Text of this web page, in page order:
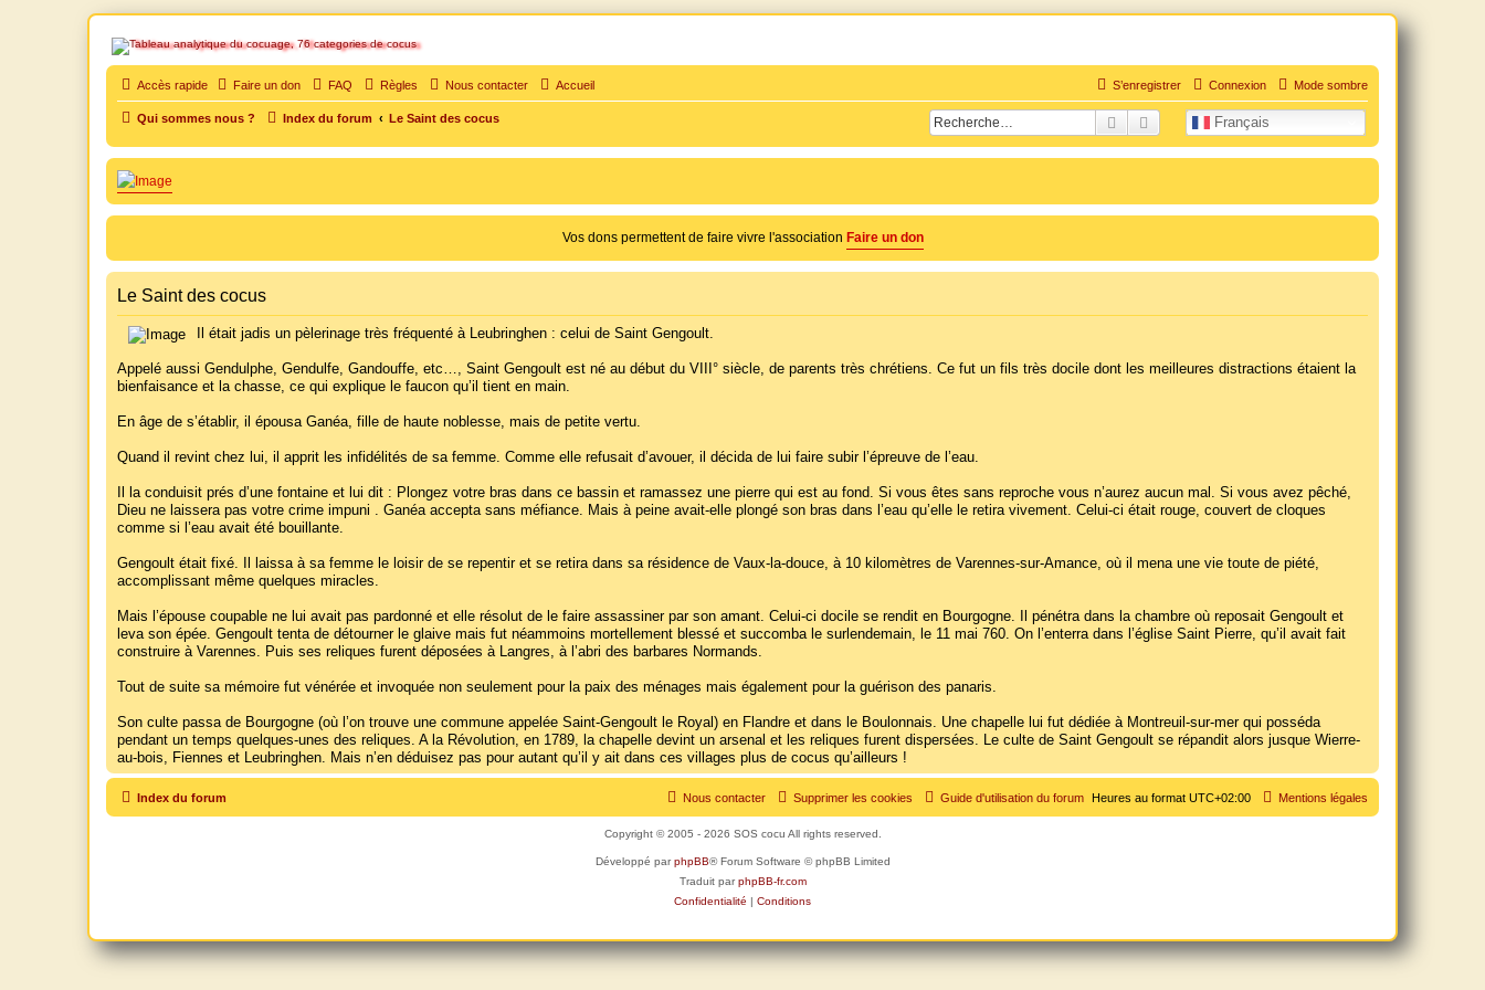
SOS cocu
SOS cocu est une association loi 1901 dont l'objet est le soutien aux victimes d'adultère. Pouvoir parler, se confier, recevoir un soutien moral pour traverser une situation personnelle douloureuse
Accès rapide Mode sombre
Faire un don FAQ Règles Nous contacter Accueil Connexion
S’enregistrer
Qui sommes nous ? Index du forum Le Saint des cocus Français
RechercherRecherche avancée
Vos dons permettent de faire vivre l'association Faire un don
Le Saint des cocus
Il était jadis un pèlerinage très fréquenté à Leubringhen : celui de Saint Gengoult.
Appelé aussi Gendulphe, Gendulfe, Gandouffe, etc…, Saint Gengoult est né au début du VIII° siècle, de parents très chrétiens. Ce fut un fils très docile dont les meilleures distractions étaient la
bienfaisance et la chasse, ce qui explique le faucon qu’il tient en main.
En âge de s’établir, il épousa Ganéa, fille de haute noblesse, mais de petite vertu.
Quand il revint chez lui, il apprit les infidélités de sa femme. Comme elle refusait d’avouer, il décida de lui faire subir l’épreuve de l’eau.
Il la conduisit prés d’une fontaine et lui dit : Plongez votre bras dans ce bassin et ramassez une pierre qui est au fond. Si vous êtes sans reproche vous n’aurez aucun mal. Si vous avez pêché,
Dieu ne laissera pas votre crime impuni . Ganéa accepta sans méfiance. Mais à peine avait-elle plongé son bras dans l’eau qu’elle le retira vivement. Celui-ci était rouge, couvert de cloques
comme si l’eau avait été bouillante.
Gengoult était fixé. Il laissa à sa femme le loisir de se repentir et se retira dans sa résidence de Vaux-la-douce, à 10 kilomètres de Varennes-sur-Amance, où il mena une vie toute de piété,
accomplissant même quelques miracles.
Mais l’épouse coupable ne lui avait pas pardonné et elle résolut de le faire assassiner par son amant. Celui-ci docile se rendit en Bourgogne. Il pénétra dans la chambre où reposait Gengoult et
leva son épée. Gengoult tenta de détourner le glaive mais fut néammoins mortellement blessé et succomba le surlendemain, le 11 mai 760. On l’enterra dans l’église Saint Pierre, qu’il avait fait
construire à Varennes. Puis ses reliques furent déposées à Langres, à l’abri des barbares Normands.
Tout de suite sa mémoire fut vénérée et invoquée non seulement pour la paix des ménages mais également pour la guérison des panaris.
Son culte passa de Bourgogne (où l’on trouve une commune appelée Saint-Gengoult le Royal) en Flandre et dans le Boulonnais. Une chapelle lui fut dédiée à Montreuil-sur-mer qui posséda
pendant un temps quelques-unes des reliques. A la Révolution, en 1789, la chapelle devint un arsenal et les reliques furent dispersées. Le culte de Saint Gengoult se répandit alors jusque Wierre-
au-bois, Fiennes et Leubringhen. Mais n’en déduisez pas pour autant qu’il y ait dans ces villages plus de cocus qu’ailleurs !
Index du forum Mentions légales
Heures au format UTC+02:00
Guide d'utilisation du forum
Supprimer les cookies
Nous contacter
Copyright © 2005 - 2026 SOS cocu All rights reserved.
Développé parphpBB® Forum Software © phpBB Limited
Traduit parphpBB-fr.com
Confidentialité | Conditions